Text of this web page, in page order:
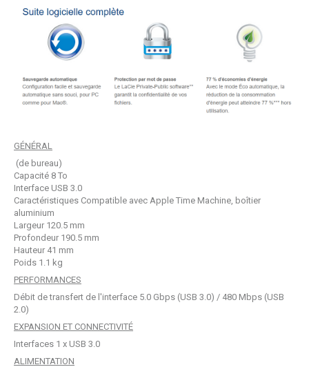
GÉNÉRAL
(de bureau)
Capacité 8 To
Interface USB 3.0
Caractéristiques Compatible avec Apple Time Machine, boîtier
aluminium
Largeur 120.5 mm
Profondeur 190.5 mm
Hauteur 41 mm
Poids 1.1 kg
PERFORMANCES
Débit de transfert de l'interface 5.0 Gbps (USB 3.0) / 480 Mbps (USB
2.0)
EXPANSION ET CONNECTIVITÉ
Interfaces 1 x USB 3.0
ALIMENTATION